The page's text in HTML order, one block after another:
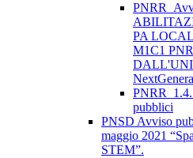
PA
M1C1
pubblici
PNSD Avviso
maggio 2021
STEM”.